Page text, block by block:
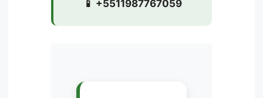
📱 +5511987767059